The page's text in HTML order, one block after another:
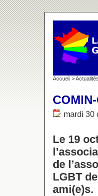
Accueil >Actualités
mardi 30
Le 19
de
LGBT
ami(e)s.